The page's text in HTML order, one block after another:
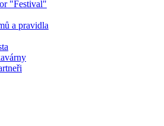
"Festival"
a pravidla